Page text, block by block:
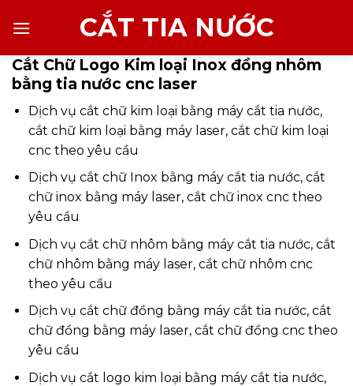
đến
dung
CẮT TIA NƯỚC
Cắt Chữ Logo Kim loại Inox đồng nhôm
bằng tia nước cnc laser
Dịch vụ cắt chữ kim loại bằng máy cắt tia nước,
cắt chữ kim loại bằng máy laser, cắt chữ kim loại
cnc theo yêu cầu
Dịch vụ cắt chữ Inox bằng máy cắt tia nước, cắt
chữ inox bằng máy laser, cắt chữ inox cnc theo
yêu cầu
Dịch vụ cắt chữ nhôm bằng máy cắt tia nước, cắt
chữ nhôm bằng máy laser, cắt chữ nhôm cnc
theo yêu cầu
Dịch vụ cắt chữ đồng bằng máy cắt tia nước, cắt
chữ đồng bằng máy laser, cắt chữ đồng cnc theo
yêu cầu
Dịch vụ cắt logo kim loại bằng máy cắt tia nước,